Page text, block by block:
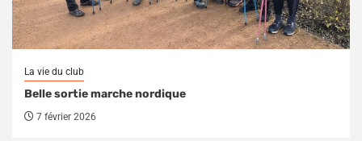
La vie du club
Belle sortie marche nordique
7 février 2026